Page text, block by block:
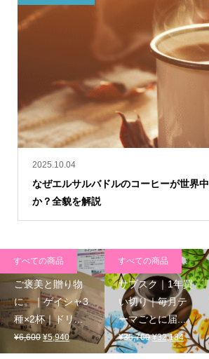
2025.10.04
なぜエルサルバドルのコーヒーが世界
か？全貌を解説
ご褒美と贈り物
に。｜ゲイシャ3
種×2杯｜ドリ...
¥6,600元
の
¥5,940現
在
すべての商品
サブスク｜1年買
い切り｜毎月テ
ーマごとに届...
¥35,760元
の
¥32,184現
在
すべての商品